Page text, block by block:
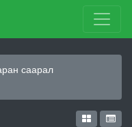
саарал